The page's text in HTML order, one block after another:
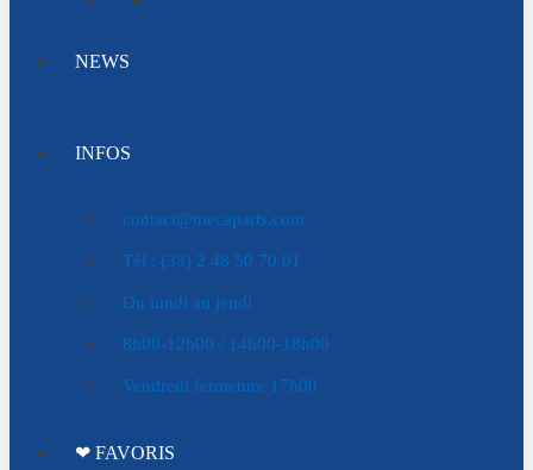
NEWS
INFOS
contact@mecaparts.com
Tél : (33) 2 48 50 70 01
Du lundi au jeudi
8h00-12h00 / 14h00-18h00
Vendredi fermeture 17h00
❤ FAVORIS